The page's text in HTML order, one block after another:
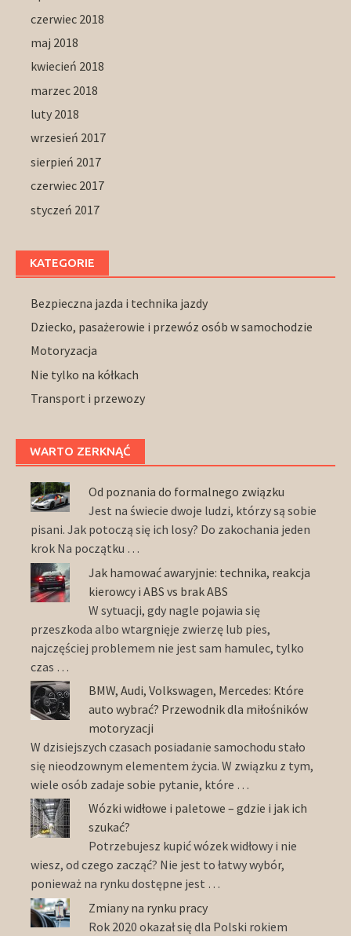
czerwiec 2018
maj 2018
kwiecień 2018
marzec 2018
luty 2018
wrzesień 2017
sierpień 2017
czerwiec 2017
styczeń 2017
KATEGORIE
Bezpieczna jazda i technika jazdy
Dziecko, pasażerowie i przewóz osób w samochodzie
Motoryzacja
Nie tylko na kółkach
Transport i przewozy
WARTO ZERKNĄĆ
Od poznania do formalnego związku
Jest na świecie dwoje ludzi, którzy są sobie
pisani. Jak potoczą się ich losy? Do zakochania jeden
krok Na początku …
Jak hamować awaryjnie: technika, reakcja
kierowcy i ABS vs brak ABS
W sytuacji, gdy nagle pojawia się
przeszkoda albo wtargnięje zwierzę lub pies,
najczęściej problemem nie jest sam hamulec, tylko
czas …
BMW, Audi, Volkswagen, Mercedes: Które
auto wybrać? Przewodnik dla miłośników
motoryzacji
W dzisiejszych czasach posiadanie samochodu stało
się nieodzownym elementem życia. W związku z tym,
wiele osób zadaje sobie pytanie, które …
Wózki widłowe i paletowe – gdzie i jak ich
szukać?
Potrzebujesz kupić wózek widłowy i nie
wiesz, od czego zacząć? Nie jest to łatwy wybór,
ponieważ na rynku dostępne jest …
Zmiany na rynku pracy
Rok 2020 okazał się dla Polski rokiem